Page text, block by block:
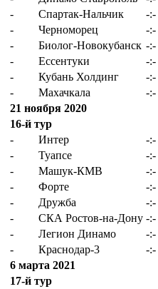
-
Спартак-Нальчик -:-
-
Черноморец -:-
-
Биолог-Новокубанск -:-
-
Ессентуки -:-
-
Кубань Холдинг -:-
-
Махачкала -:-
21 ноября 2020
16-й тур
-
Интер -:-
-
Туапсе -:-
-
Машук-КМВ -:-
-
Форте -:-
-
Дружба -:-
-
СКА Ростов-на-Дону -:-
-
Легион Динамо -:-
-
Краснодар-3 -:-
6 марта 2021
17-й тур